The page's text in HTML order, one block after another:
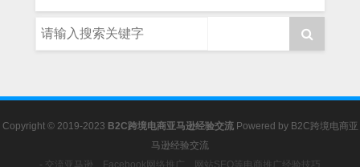
Copyright © 2019-2023 B2C跨境电商亚马逊经验交流 Powered by B2C跨境电商亚
马逊经验交流
- 交流亚马逊、Facebook网络推广、网站SEO等电商推广经验技巧